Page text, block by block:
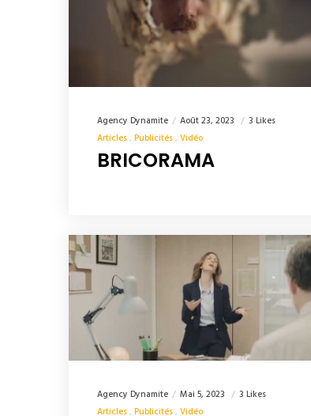
Agency Dynamite Août 23, 2023
3 Likes
Articles Publicités Vidéo
BRICORAMA
Agency Dynamite Mai 5, 2023
3 Likes
Articles Publicités Vidéo